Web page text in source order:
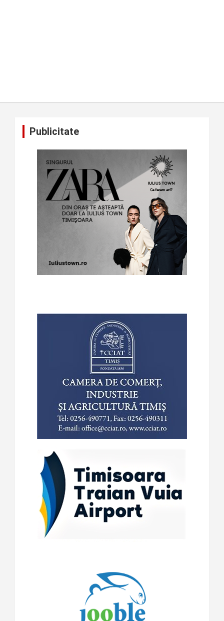
Publicitate